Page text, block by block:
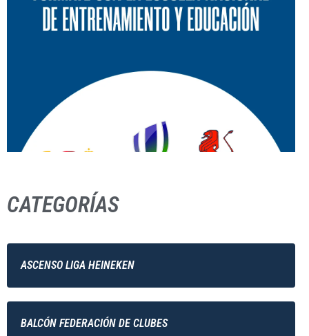
CATEGORÍAS
ASCENSO LIGA HEINEKEN
BALCÓN FEDERACIÓN DE CLUBES